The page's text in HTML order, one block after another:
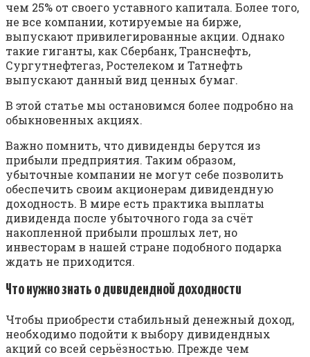
чем 25% от своего уставного капитала. Более того,
не все компании, котируемые на бирже,
выпускают привилегированные акции. Однако
такие гиганты, как Сбербанк, Транснефть,
Сургутнефтегаз, Ростелеком и Татнефть
выпускают данный вид ценных бумаг.
В этой статье мы остановимся более подробно на
обыкновенных акциях.
Важно помнить, что дивиденды берутся из
прибыли предприятия. Таким образом,
убыточные компании не могут себе позволить
обеспечить своим акционерам дивидендную
доходность. В мире есть практика выплаты
дивиденда после убыточного года за счёт
накопленной прибыли прошлых лет, но
инвесторам в нашей стране подобного подарка
ждать не приходится.
Что нужно знать о дивидендной доходности
Чтобы приобрести стабильный денежный доход,
необходимо подойти к выбору дивидендных
акций со всей серьёзностью. Прежде чем